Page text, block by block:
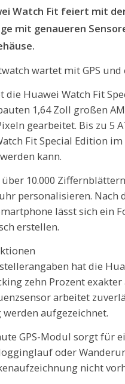
Watch Fit feiert mit
mit genaueren
wartet mit GPS
die Huawei Watch Fit
1,64 Zoll großen
gearbeitet. Bis zu 5
Fit Special Edition
kann.
über 10.000
personalisieren. Nach
lässt sich ein
erstellen.
hat die
zehn Prozent
arbeitet
aufgezeichnet.
GPS-Modul sorgt für
oder
nicht